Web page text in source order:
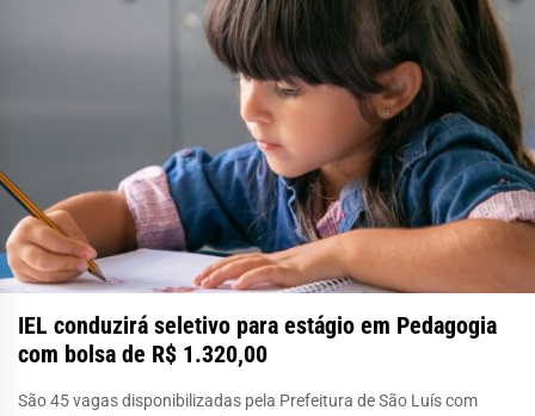
IEL conduzirá seletivo para estágio em Pedagogia
com bolsa de R$ 1.320,00
São 45 vagas disponibilizadas pela Prefeitura de São Luís com